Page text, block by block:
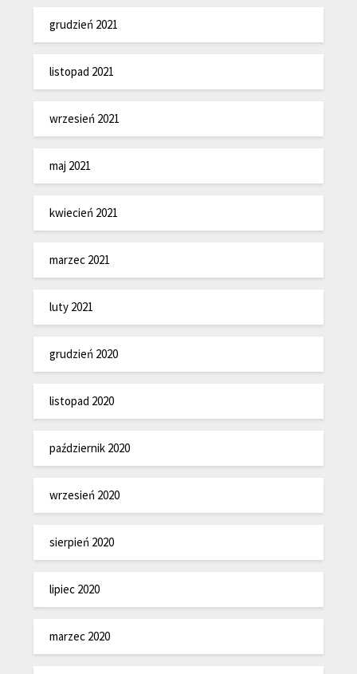
grudzień 2021
listopad 2021
wrzesień 2021
maj 2021
kwiecień 2021
marzec 2021
luty 2021
grudzień 2020
listopad 2020
październik 2020
wrzesień 2020
sierpień 2020
lipiec 2020
marzec 2020